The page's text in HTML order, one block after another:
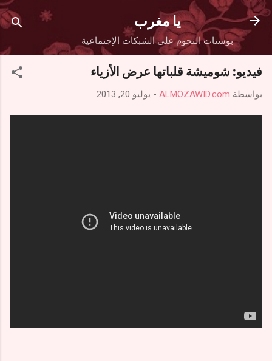
التخطي إلى المحتوى الرئيسي
يا مغرب
بوستات النجوم على الشبكات الإجتماعية
فيديو: شوميشة قلباتها عرض الأزياء
بواسطة ALMOZAWID.com
- يوليو 20, 2013